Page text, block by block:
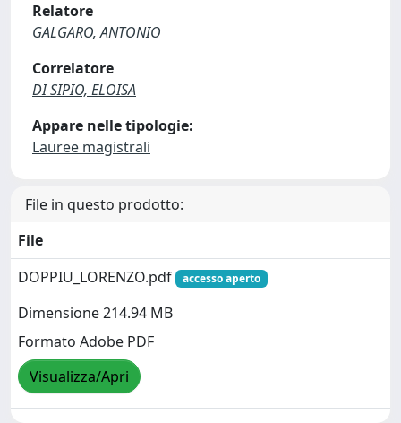
Relatore
GALGARO, ANTONIO
Correlatore
DI SIPIO, ELOISA
Appare nelle tipologie:
Lauree magistrali
File in questo prodotto:
File
DOPPIU_LORENZO.pdf
accesso aperto
Dimensione 214.94 MB
Formato Adobe PDF
Visualizza/Apri